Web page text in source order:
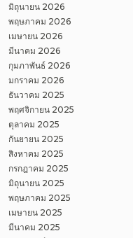
มิถุนายน 2026
พฤษภาคม 2026
เมษายน 2026
มีนาคม 2026
กุมภาพันธ์ 2026
มกราคม 2026
ธันวาคม 2025
พฤศจิกายน 2025
ตุลาคม 2025
กันยายน 2025
สิงหาคม 2025
กรกฎาคม 2025
มิถุนายน 2025
พฤษภาคม 2025
เมษายน 2025
มีนาคม 2025